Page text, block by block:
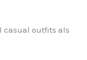
casual outfits als